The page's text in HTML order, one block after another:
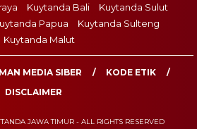
Kuytanda Bali
Kuytanda Sulut
Papua
Kuytanda Sulteng
Kuytanda Malut
MEDIA SIBER
KODE ETIK
DISCLAIMER
JAWA TIMUR - ALL RIGHTS RESERVED